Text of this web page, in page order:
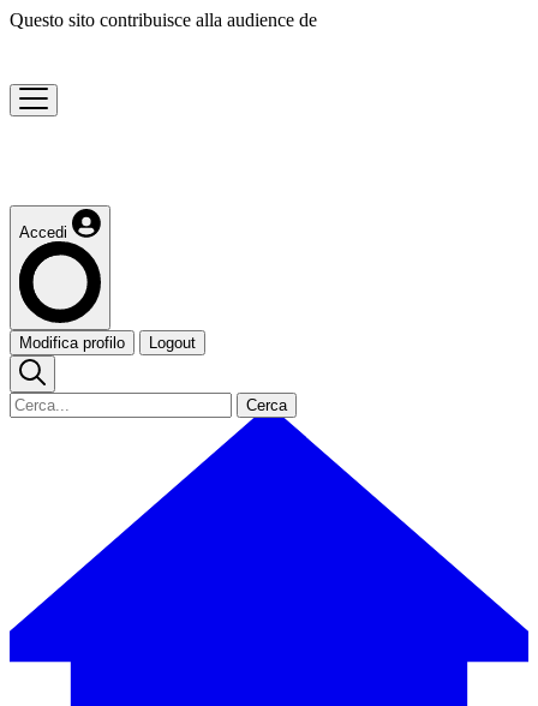
Questo sito contribuisce alla audience de
Accedi
Modifica profilo Logout
Cerca